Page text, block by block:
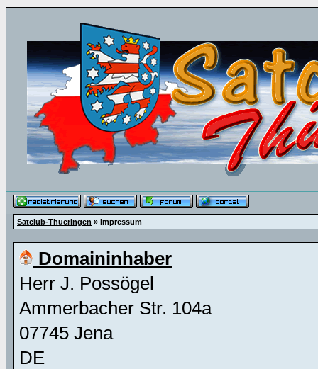
Satclub-Thueringen » Impressum
Domaininhaber
Herr J. Possögel
Ammerbacher Str. 104a
07745 Jena
DE